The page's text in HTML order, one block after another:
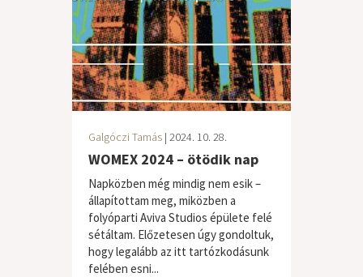
Galgóczi Tamás | 2024. 10. 28.
WOMEX 2024 – ötödik nap
Napközben még mindig nem esik –
állapítottam meg, miközben a
folyóparti Aviva Studios épülete felé
sétáltam. Előzetesen úgy gondoltuk,
hogy legalább az itt tartózkodásunk
felében esni...